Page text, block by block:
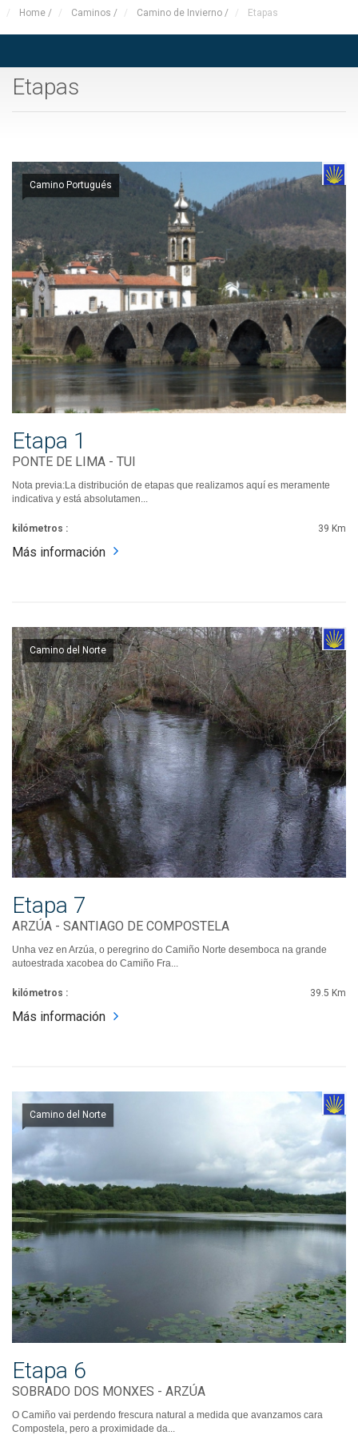
Home / Caminos / Camino de Invierno / Etapas
Etapas
Camino Portugués
Etapa 1
PONTE DE LIMA - TUI
Nota previa:La distribución de etapas que realizamos aquí es meramente
indicativa y está absolutamen...
kilómetros : 39 Km
Más información
Camino del Norte
Etapa 7
ARZÚA - SANTIAGO DE COMPOSTELA
Unha vez en Arzúa, o peregrino do Camiño Norte desemboca na grande
autoestrada xacobea do Camiño Fra...
kilómetros : 39.5 Km
Más información
Camino del Norte
Etapa 6
SOBRADO DOS MONXES - ARZÚA
O Camiño vai perdendo frescura natural a medida que avanzamos cara
Compostela, pero a proximidade da...